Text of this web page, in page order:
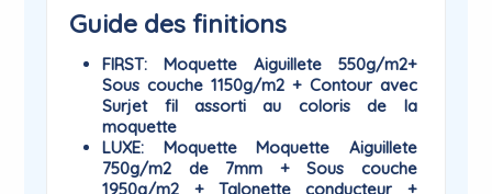
Guide des finitions
FIRST: Moquette Aiguillete 550g/m2+
Sous couche 1150g/m2 + Contour avec
Surjet fil assorti au coloris de la
moquette
LUXE: Moquette Moquette Aiguillete
750g/m2 de 7mm + Sous couche
1950g/m2 + Talonette conducteur +